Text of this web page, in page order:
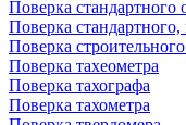
Поверка стандартного
Поверка стандартного,
Поверка
Поверка тахеометра
Поверка тахографа
Поверка тахометра